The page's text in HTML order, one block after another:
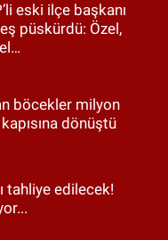
eski ilçe başkanı
püskürdü: Özel,
böcekler milyon
dönüştü
tahliye edilecek!